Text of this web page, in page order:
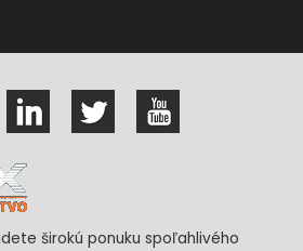
širokú ponuku spoľahlivého